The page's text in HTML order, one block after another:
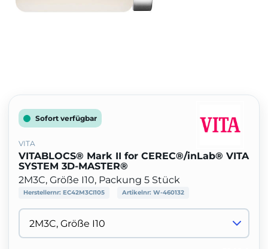
Sofort verfügbar
VITA
VITABLOCS® Mark II for CEREC®/inLab® VITA
SYSTEM 3D-MASTER®
2M3C, Größe I10, Packung 5 Stück
Herstellernr: EC42M3CI105 Artikelnr: W-460132